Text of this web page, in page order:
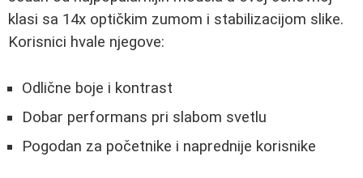
klasi sa 14x optičkim zumom i stabilizacijom slike.
Korisnici hvale njegove:
Odlične boje i kontrast
Dobar performans pri slabom svetlu
Pogodan za početnike i naprednije korisnike